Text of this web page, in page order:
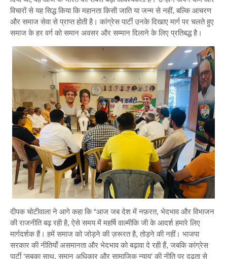
विचारों से यह सिद्ध किया कि महानता किसी जाति या जन्म से नहीं, बल्कि आचरण
और समाज सेवा से प्राप्त होती है। कांग्रेस पार्टी उनके दिखाए मार्ग पर चलते हुए
समाज के हर वर्ग को समान अवसर और सम्मान दिलाने के लिए प्रतिबद्ध है।
दीपक चोटीवाला ने आगे कहा कि “आज जब देश में नफ़रत, भेदभाव और विभाजन
की राजनीति बढ़ रही है, ऐसे समय में महर्षि वाल्मीकि जी के आदर्श हमारे लिए
मार्गदर्शक हैं। हमें समाज को जोड़ने की ज़रूरत है, तोड़ने की नहीं। भाजपा
सरकार की नीतियाँ असमानता और भेदभाव को बढ़ावा दे रही हैं, जबकि कांग्रेस
पार्टी ‘सबका साथ, समान अधिकार और सामाजिक न्याय’ की नीति पर दृढ़ता से